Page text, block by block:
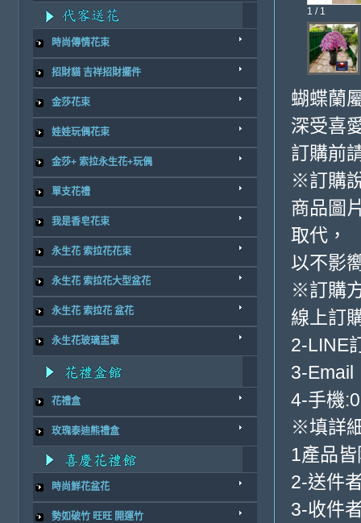
時尚傳情花束
招財貓 吉祥招財擺件
金莎花束
娃娃玩偶花束
金莎+ 索拉永生花+玩偶
單支花禮
我是香皂花束
永生花 索拉花花束
永生花 索拉花大型盆花
永生花 索拉花 盆花
永生花玻璃盅罩
花禮盒
玫瑰泰迪熊禮盒
時尚鮮花盆花
勢如破竹 旺旺 開運竹
1 / 1
蝴蝶蘭
深受喜
訂購前
※訂購
商品圖
取代，
以不影
※訂購
線上訂
2-LINE
3-Email
4-手機
※填詳
1產品
2-送件
3-收件